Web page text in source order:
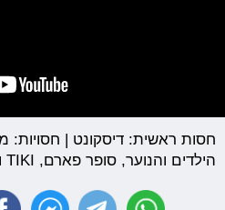
חסות ראשית: דיסקונט | חסויות:
הילדים והנוער, סופר פארם, TIKI ו- TALKING